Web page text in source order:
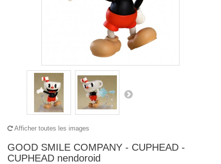
Afficher toutes les images
GOOD SMILE COMPANY - CUPHEAD -
CUPHEAD nendoroid